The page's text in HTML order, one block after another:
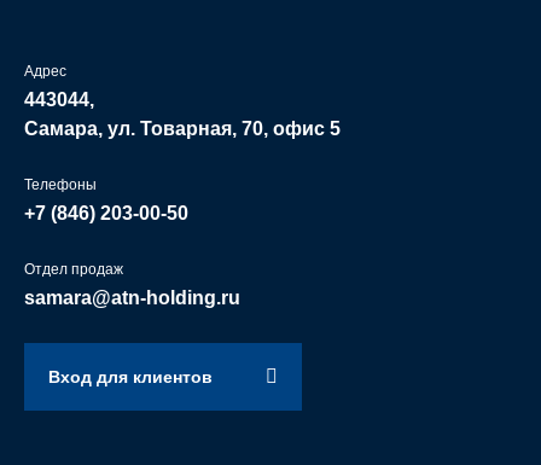
Адрес
443044,
Самара, ул. Товарная, 70, офис 5
Телефоны
+7 (846) 203-00-50
Отдел продаж
samara@atn-holding.ru
Вход для клиентов